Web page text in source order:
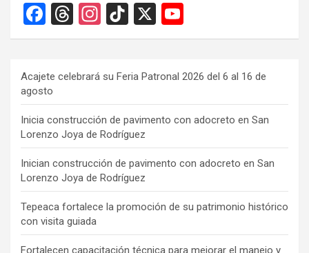
F
a
b
o
o
k
T
hr
a
d
s
In
st
gr
a
m
Ti
k
o
k
X
o
T
u
b
e
C
h
a
n
Acajete celebrará su Feria Patronal 2026 del 6 al 16 de
agosto
Inicia construcción de pavimento con adocreto en San
Lorenzo Joya de Rodríguez
Inician construcción de pavimento con adocreto en San
Lorenzo Joya de Rodríguez
Tepeaca fortalece la promoción de su patrimonio histórico
con visita guiada